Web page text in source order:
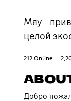
Мяу -
целой
212 Online
Добро